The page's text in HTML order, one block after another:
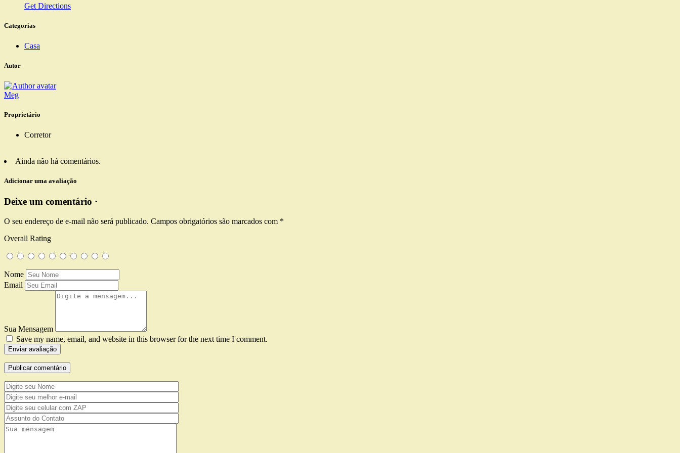
Get Directions
Categorias
Casa
Autor
Meg
Proprietário
Corretor
Ainda não há comentários.
Adicionar uma avaliação
Deixe um comentário ·
O seu endereço de e-mail não será publicado. Campos obrigatórios são marcados com *
Overall Rating
Nome
Email
Sua Mensagem
Save my name, email, and website in this browser for the next time I comment.
Enviar avaliação